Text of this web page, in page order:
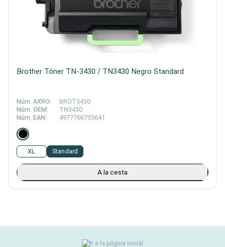
Brother Tóner TN-3430 / TN3430 Negro Standard
Núm. AXRO:
BROT3430
Núm. OEM:
TN3430
Núm. EAN:
4977766755641
XL Standard
A la cesta